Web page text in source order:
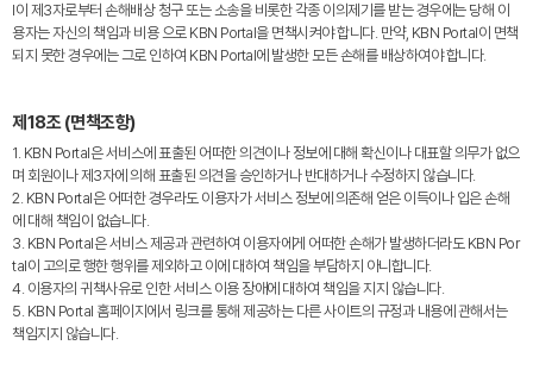
l이 제3자로부터 손해배상 청구 또는 소송을 비롯한 각종 이의제기를 받는 경우에는 당해 이
용자는 자신의 책임과 비용 으로 KBN Portal을 면책시켜야 합니다. 만약, KBN Portal이 면책
되지 못한 경우에는 그로 인하여 KBN Portal에 발생한 모든 손해를 배상하여야 합니다.
제18조 (면책조항)
1. KBN Portal은 서비스에 표출된 어떠한 의견이나 정보에 대해 확신이나 대표할 의무가 없으
며 회원이나 제3자에 의해 표출된 의견을 승인하거나 반대하거나 수정하지 않습니다.
2. KBN Portal은 어떠한 경우라도 이용자가 서비스 정보에 의존해 얻은 이득이나 입은 손해
에 대해 책임이 없습니다.
3. KBN Portal은 서비스 제공과 관련하여 이용자에게 어떠한 손해가 발생하더라도 KBN Por
tal이 고의로 행한 행위를 제외하고 이에 대하여 책임을 부담하지 아니합니다.
4. 이용자의 귀책사유로 인한 서비스 이용 장애에 대하여 책임을 지지 않습니다.
5. KBN Portal 홈페이지에서 링크를 통해 제공하는 다른 사이트의 규정과 내용에 관해서는
책임지지 않습니다.